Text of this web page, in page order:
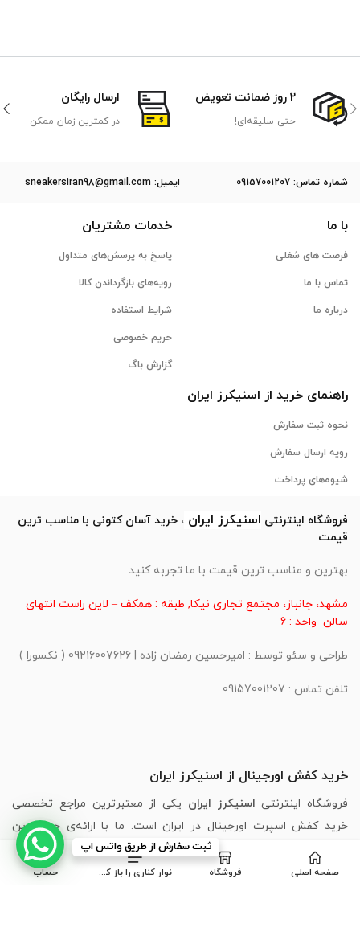
2 روز ضمانت تعویض
حتی سلیقه‌ای!
ارسال رایگان
در کمترین زمان ممکن
ﺷﻤﺎره ﺗﻤﺎس: 09157001207 ایمیل: sneakersiran98@gmail.com
با ما
فرصت های شغلی
تماس با ما
درباره ما
خدمات مشتریان
پاسخ به پرسش‌های متداول
رویه‌های بازگرداندن کالا
شرایط استفاده
حریم خصوصی
گزارش باگ
راهنمای خرید از اسنیکرز ایران
نحوه ثبت سفارش
رویه ارسال سفارش
شیوه‌های پرداخت
فروشگاه اینترنتی اسنیکرز ایران ، خرید آسان کتونی با مناسب ترین
قیمت
بهترین و مناسب ترین قیمت با ما تجربه کنید
مشهد، جانباز، مجتمع تجاری نیکا, طبقه : همکف – لاین راست انتهای
سالن واحد : 6
طراحی و سئو توسط : امیرحسین رمضان زاده | 09216007626 ( نکسورا )
تلفن تماس : 09157001207
خرید کفش اورجینال از اسنیکرز ایران
فروشگاه اینترنتی اسنیکرز ایران یکی از معتبرترین مراجع تخصصی
خرید کفش اسپرت اورجینال در ایران است. ما با ارائه‌ی جدیدترین
مدل‌های برندهای محبوبی مانند
Nike،Adidas،Skechers،Puma،
New Balance
Asics، تجربه‌ای مطمئن، سریع و لذت‌بخش از خرید
صفحه اصلی فروشگاه نوار کناری را باز کنید حساب
ثبت سفارش از طریق واتس اپ